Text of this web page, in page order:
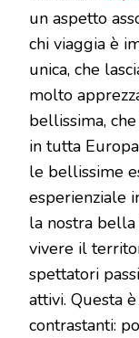
un aspetto
chi viaggia è
unica, che
molto
bellissima,
in tutta
le bellissime
esperienziale
la nostra
vivere il
spettatori
attivi. Questa
contrastanti: